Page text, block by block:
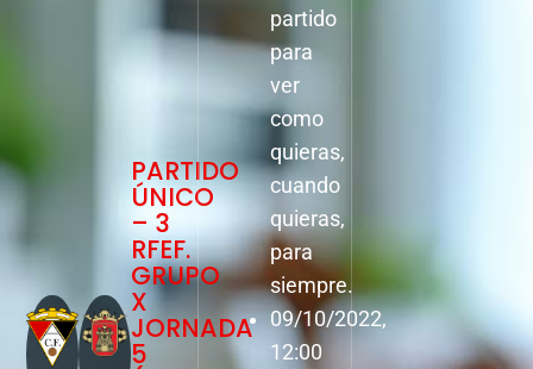
PARTIDO
ÚNICO
– 3
RFEF.
GRUPO
X
JORNADA
5
partido
para
ver
como
quieras,
cuando
quieras,
para
siempre.
09/10/2022,
12:00